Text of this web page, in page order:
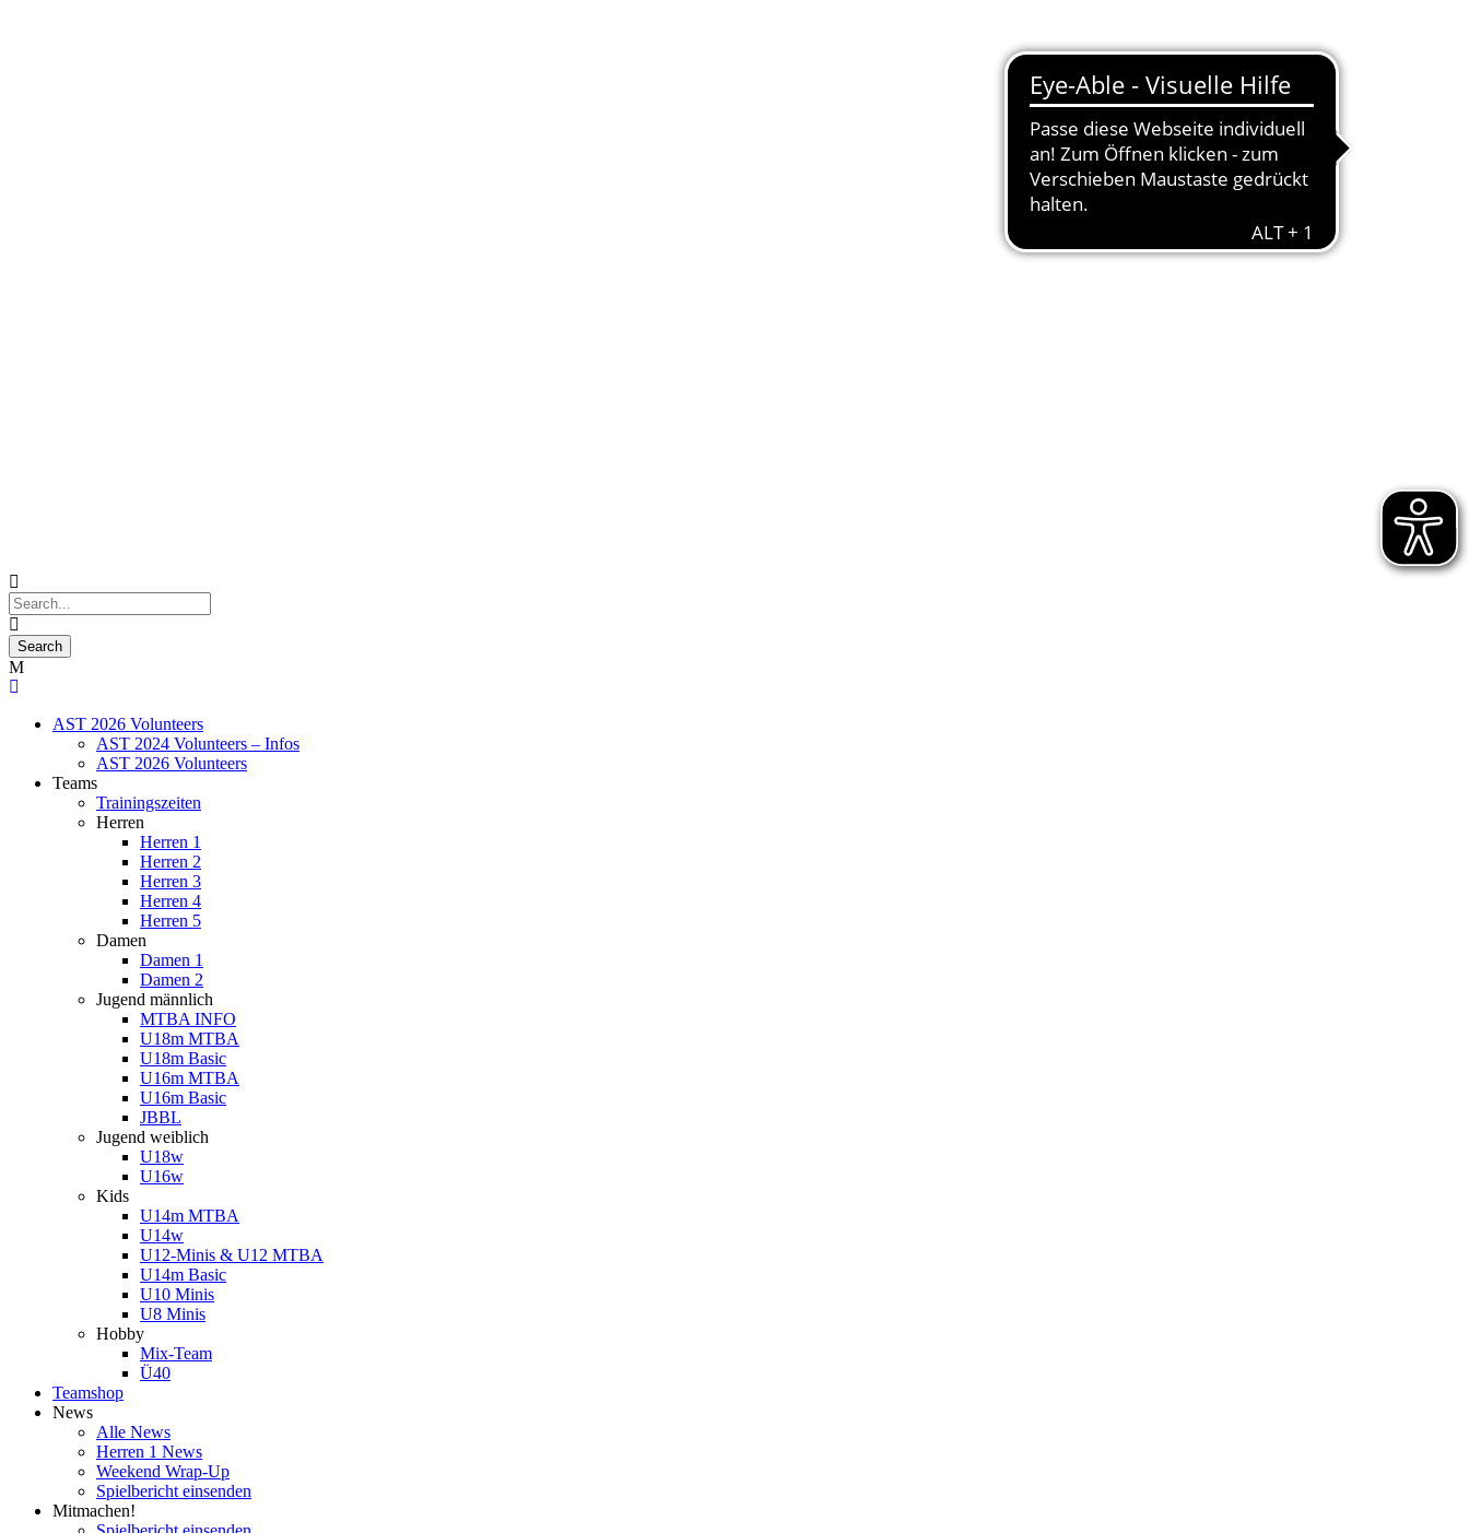
AST 2026 Volunteers
AST 2024 Volunteers – Infos
AST 2026 Volunteers
Teams
Trainingszeiten
Herren
Herren 1
Herren 2
Herren 3
Herren 4
Herren 5
Damen
Damen 1
Damen 2
Jugend männlich
MTBA INFO
U18m MTBA
U18m Basic
U16m MTBA
U16m Basic
JBBL
Jugend weiblich
U18w
U16w
Kids
U14m MTBA
U14w
U12-Minis & U12 MTBA
U14m Basic
U10 Minis
U8 Minis
Hobby
Mix-Team
Ü40
Teamshop
News
Alle News
Herren 1 News
Weekend Wrap-Up
Spielbericht einsenden
Mitmachen!